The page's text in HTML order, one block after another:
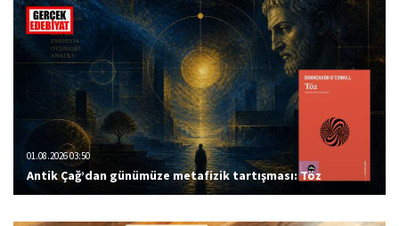
01.08.2026 03:50
Antik Çağ’dan günümüze metafizik tartışması: Töz